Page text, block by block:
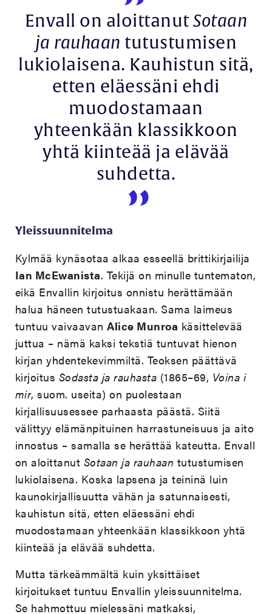
Envall on aloittanutSotaan
ja rauhaan tutustumisen
lukiolaisena. Kauhistun sitä,
etten eläessäni ehdi
muodostamaan
yhteenkään klassikkoon
yhtä kiinteää ja elävää
suhdetta.
Yleissuunnitelma
Kylmää kynäsotaa alkaa esseellä brittikirjailija
Ian McEwanista. Tekijä on minulle tuntematon,
eikä Envallin kirjoitus onnistu herättämään
halua häneen tutustuakaan. Sama laimeus
tuntuu vaivaavanAlice Munroa käsittelevää
juttua – nämä kaksi tekstiä tuntuvat hienon
kirjan yhdentekevimmiltä. Teoksen päättävä
kirjoitus Sodasta ja rauhasta (1865–69, Voina i
mir, suom. useita) on puolestaan
kirjallisuusessee parhaasta päästä. Siitä
välittyy elämänpituinen harrastuneisuus ja aito
innostus – samalla se herättää kateutta. Envall
on aloittanut Sotaan ja rauhaan tutustumisen
lukiolaisena. Koska lapsena ja teininä luin
kaunokirjallisuutta vähän ja satunnaisesti,
kauhistun sitä, etten eläessäni ehdi
muodostamaan yhteenkään klassikkoon yhtä
kiinteää ja elävää suhdetta.
Mutta tärkeämmältä kuin yksittäiset
kirjoitukset tuntuu Envallin yleissuunnitelma.
Se hahmottuu mielessäni matkaksi,